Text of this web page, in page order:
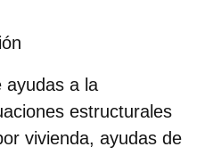
ayudas a la
estructurales
vivienda, ayudas de